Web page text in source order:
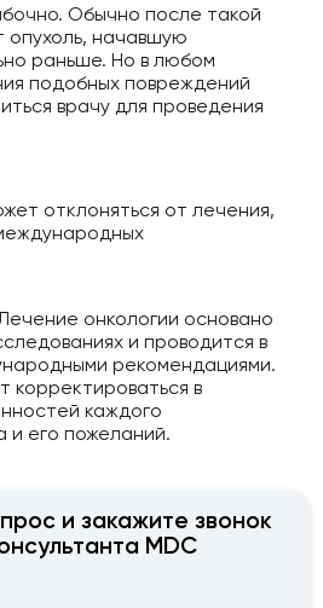
Обычно после такой
начавшую
раньше. Но в любом
подобных повреждений
врачу для проведения
отклоняться от лечения,
онкологии основано
и проводится в
рекомендациями.
корректироваться в
каждого
и его пожеланий.
и закажите звонок
MDC